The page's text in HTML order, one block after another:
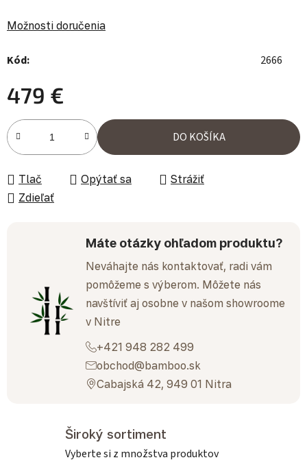
Možnosti doručenia
Kód: 2666
479 €
Jednotková cena:
DO KOŠÍKA
Tlač Opýtať sa
Strážiť
Zdieľať
Máte otázky ohľadom produktu?
Neváhajte nás kontaktovať, radi vám
pomôžeme s výberom. Môžete nás
navštíviť aj osobne v našom showroome
v Nitre
+421 948 282 499
obchod@bamboo.sk
Cabajská 42, 949 01 Nitra
Široký sortiment
Vyberte si z množstva produktov